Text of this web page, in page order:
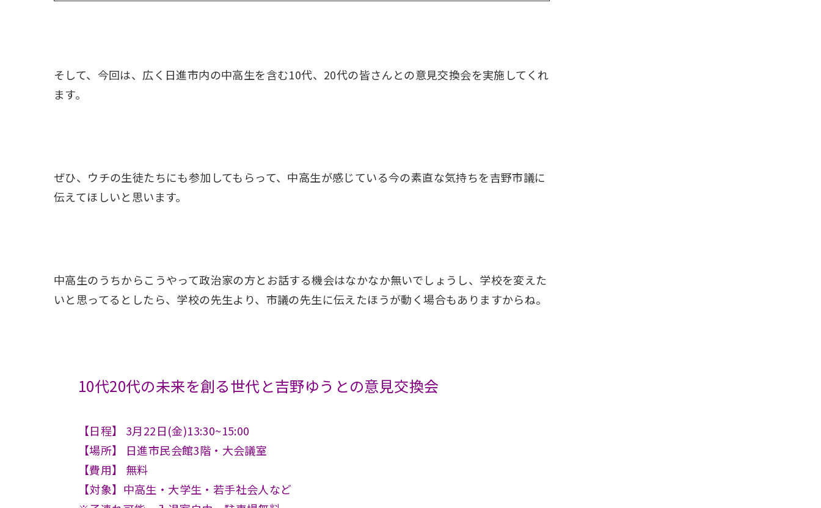
そして、今回は、広く日進市内の中高生を含む10代、20代の皆さんとの意見交換会を実施してくれ
ます。
ぜひ、ウチの生徒たちにも参加してもらって、中高生が感じている今の素直な気持ちを吉野市議に
伝えてほしいと思います。
中高生のうちからこうやって政治家の方とお話する機会はなかなか無いでしょうし、学校を変えた
いと思ってるとしたら、学校の先生より、市議の先生に伝えたほうが動く場合もありますからね。
10代20代の未来を創る世代と吉野ゆうとの意見交換会
【日程】 3月22日(金)13:30~15:00
【場所】 日進市民会館3階・大会議室
【費用】 無料
【対象】中高生・大学生・若手社会人など